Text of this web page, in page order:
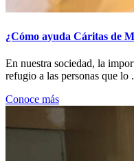
¿Cómo ayuda Cáritas de
En nuestra sociedad, la
refugio a las personas que lo
Conoce más